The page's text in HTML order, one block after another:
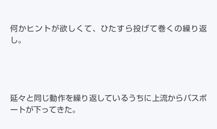
何かヒントが欲しくて、ひたすら投げて巻くの繰り返
し。
延々と同じ動作を繰り返しているうちに上流からバスボ
ートが下ってきた。